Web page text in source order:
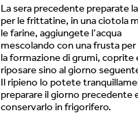
La sera precedente preparate
per le frittatine, in una ciotola
le farine, aggiungete l’acqua
mescolando con una frusta
la formazione di grumi, coprite
riposare sino al giorno
Il ripieno lo potete
preparare il giorno precedente
conservarlo in frigorifero.